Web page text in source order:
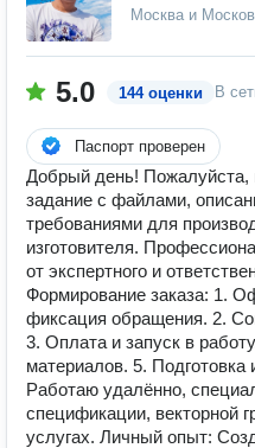
Москва и
5.0 144 оценки В
Паспорт проверен
Добрый день! Пожалуйста,
задание с файлами,
требованиями для
изготовителя.
от экспертного и
Формирование заказа: 1.
фиксация обращения. 2.
3. Оплата и запуск в
материалов. 5. Подготовка
Работаю удалённо,
спецификации, векторной
услугах. Личный опыт: